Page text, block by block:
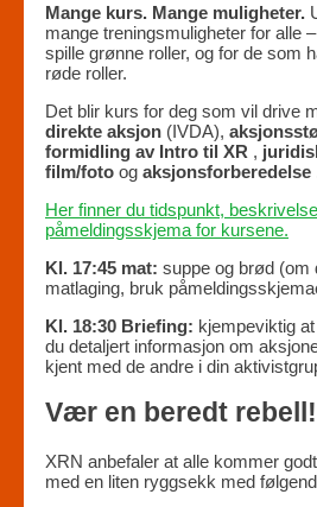
Mange kurs. Mange muligheter.
mange treningsmuligheter for alle
spille grønne roller, og for de som
røde roller.
Det blir kurs for deg som vil drive
direkte aksjon (IVDA),
formidling av Intro til XR ,
film/foto og aksjonsforberedelse
Her finner du tidspunkt,
påmeldingsskjema for kursene.
Kl. 17:45 mat: suppe og brød (om
matlaging, bruk
Kl. 18:30 Briefing: kjempeviktig
du detaljert informasjon om
kjent med de andre i din
Vær en beredt rebell!
XRN anbefaler at alle kommer
med en liten ryggsekk med